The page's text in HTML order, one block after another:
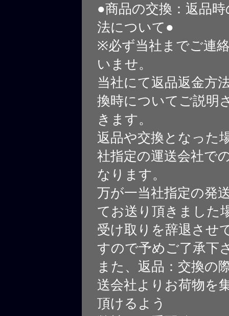
●商品の交換：返品
法について●
※必ず当社までご連
いませ。
当社にて返品返金方
換時についてご説明
きます。
返品や交換となった
社指定の運送会社で
なります。
万が一当社指定の発
てお送り頂きました
受け取りを辞退させ
すので予めご了承下
また、返品：交換の
送会社よりお荷物を
頂けるよう